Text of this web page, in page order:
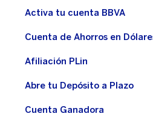
Activa tu cuenta BBVA
Cuenta de Ahorros en
Afiliación PLin
Abre tu Depósito a Plazo
Cuenta Ganadora